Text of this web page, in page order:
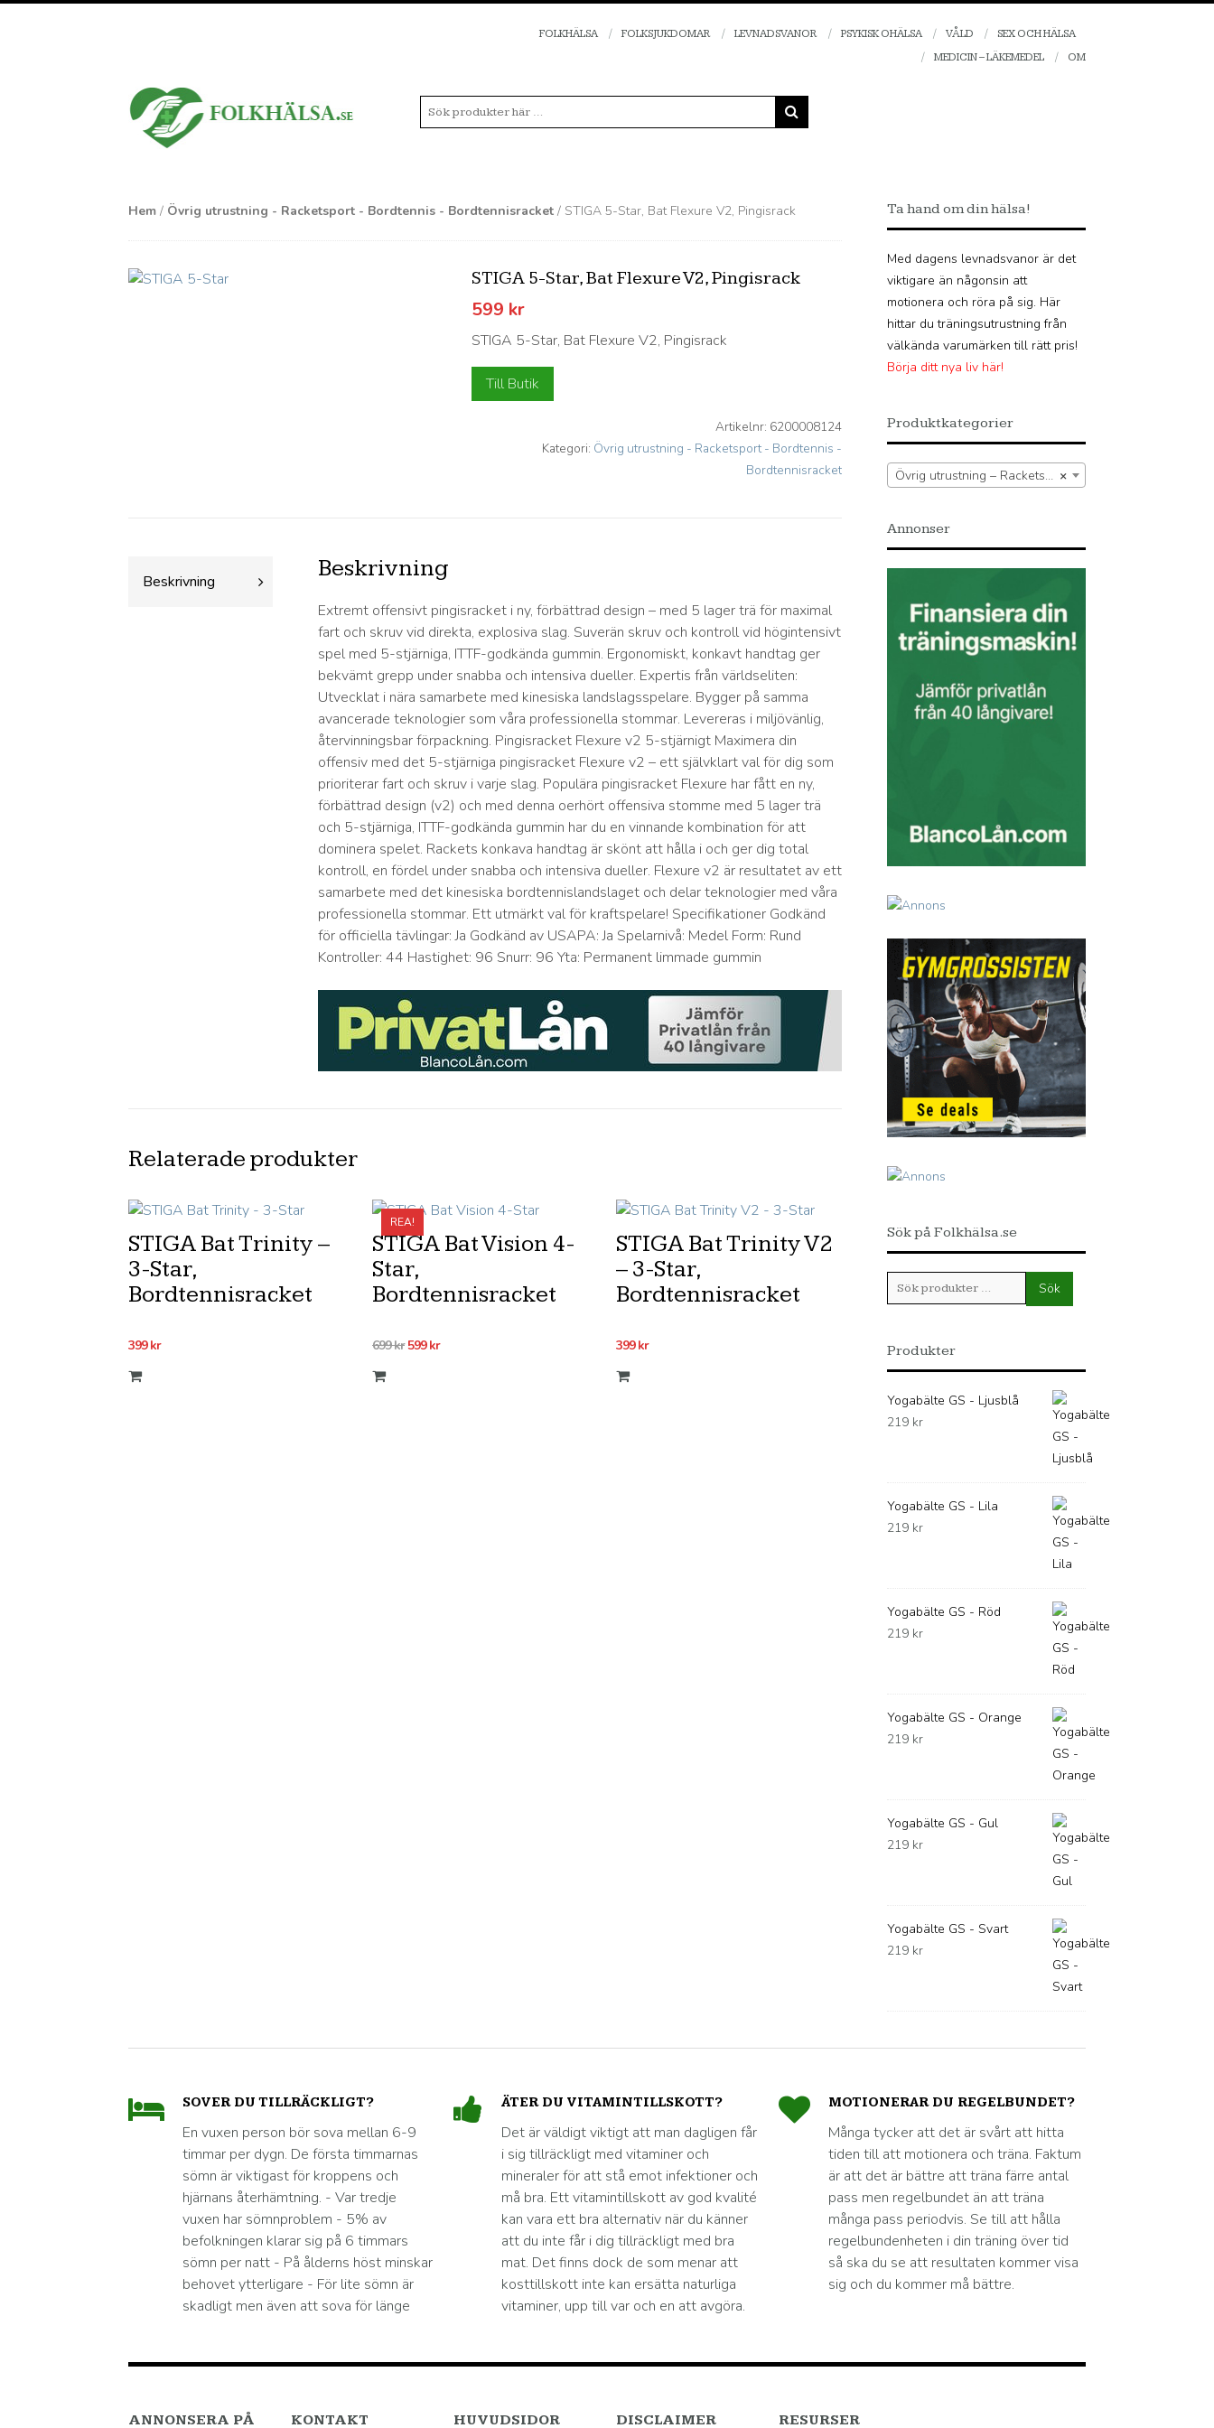
FOLKHÄLSA FOLKSJUKDOMAR LEVNADSVANOR PSYKISK OHÄLSA VÅLD
SEX OCH HÄLSA
MEDICIN – LÄKEMEDEL
OM
Hem / Övrig utrustning - Racketsport - Bordtennis - Bordtennisracket / STIGA 5-Star, Bat Flexure V2, Pingisrack
STIGA 5-Star, Bat Flexure V2, Pingisrack
599 kr
STIGA 5-Star, Bat Flexure V2, Pingisrack
Till Butik
Artikelnr: 6200008124
Kategori: Övrig utrustning - Racketsport - Bordtennis -
Bordtennisracket
Beskrivning Beskrivning
Extremt offensivt pingisracket i ny, förbättrad design – med 5 lager trä för maximal
fart och skruv vid direkta, explosiva slag. Suverän skruv och kontroll vid högintensivt
spel med 5-stjärniga, ITTF-godkända gummin. Ergonomiskt, konkavt handtag ger
bekvämt grepp under snabba och intensiva dueller. Expertis från världseliten:
Utvecklat i nära samarbete med kinesiska landslagsspelare. Bygger på samma
avancerade teknologier som våra professionella stommar. Levereras i miljövänlig,
återvinningsbar förpackning. Pingisracket Flexure v2 5-stjärnigt Maximera din
offensiv med det 5-stjärniga pingisracket Flexure v2 – ett självklart val för dig som
prioriterar fart och skruv i varje slag. Populära pingisracket Flexure har fått en ny,
förbättrad design (v2) och med denna oerhört offensiva stomme med 5 lager trä
och 5-stjärniga, ITTF-godkända gummin har du en vinnande kombination för att
dominera spelet. Rackets konkava handtag är skönt att hålla i och ger dig total
kontroll, en fördel under snabba och intensiva dueller. Flexure v2 är resultatet av ett
samarbete med det kinesiska bordtennislandslaget och delar teknologier med våra
professionella stommar. Ett utmärkt val för kraftspelare! Specifikationer Godkänd
för officiella tävlingar: Ja Godkänd av USAPA: Ja Spelarnivå: Medel Form: Rund
Kontroller: 44 Hastighet: 96 Snurr: 96 Yta: Permanent limmade gummin
Relaterade produkter
STIGA Bat Trinity –
3-Star,
Bordtennisracket
399kr
REA!
STIGA Bat Vision 4-
Star,
Bordtennisracket
699kr Det
599krDet
STIGA Bat Trinity V2
– 3-Star,
Bordtennisracket
399kr
Ta hand om din hälsa!
Med dagens levnadsvanor är det
viktigare än någonsin att
motionera och röra på sig. Här
hittar du träningsutrustning från
välkända varumärken till rätt pris!
Börja ditt nya liv här!
Produktkategorier
×
Övrig utrustning – Racketsport – Bordtennis – Bordtennisracket
Annonser
Sök på Folkhälsa.se
Sök
efter:
Sök
Produkter
Yogabälte GS - Ljusblå
219 kr
Yogabälte GS - Lila
219 kr
Yogabälte GS - Röd
219 kr
Yogabälte GS - Orange
219 kr
Yogabälte GS - Gul
219 kr
Yogabälte GS - Svart
219 kr
SOVER DU TILLRÄCKLIGT?
En vuxen person bör sova mellan 6-9
timmar per dygn. De första timmarnas
sömn är viktigast för kroppens och
hjärnans återhämtning. - Var tredje
vuxen har sömnproblem - 5% av
befolkningen klarar sig på 6 timmars
sömn per natt - På ålderns höst minskar
behovet ytterligare - För lite sömn är
skadligt men även att sova för länge
ÄTER DU VITAMINTILLSKOTT?
Det är väldigt viktigt att man dagligen får
i sig tillräckligt med vitaminer och
mineraler för att stå emot infektioner och
må bra. Ett vitamintillskott av god kvalité
kan vara ett bra alternativ när du känner
att du inte får i dig tillräckligt med bra
mat. Det finns dock de som menar att
kosttillskott inte kan ersätta naturliga
vitaminer, upp till var och en att avgöra.
MOTIONERAR DU REGELBUNDET?
Många tycker att det är svårt att hitta
tiden till att motionera och träna. Faktum
är att det är bättre att träna färre antal
pass men regelbundet än att träna
många pass periodvis. Se till att hålla
regelbundenheten i din träning över tid
så ska du se att resultaten kommer visa
sig och du kommer må bättre.
ANNONSERA PÅ KONTAKT HUVUDSIDOR DISCLAIMER RESURSER